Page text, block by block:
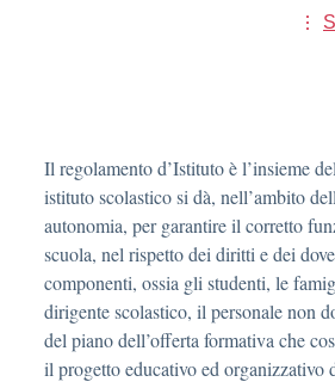
Il regolamento d’Istituto è l’insieme
istituto scolastico si dà, nell’ambito
autonomia, per garantire il corretto
scuola, nel rispetto dei diritti e dei
componenti, ossia gli studenti, le
dirigente scolastico, il personale non
del piano dell’offerta formativa che
il progetto educativo ed organizzativo